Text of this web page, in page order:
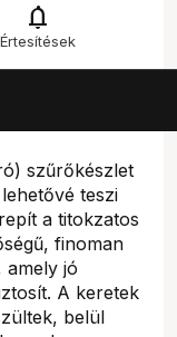
notifications
Értesítések
szűrőkészlet
teszi
a titokzatos
finoman
amely jó
A keretek
belül